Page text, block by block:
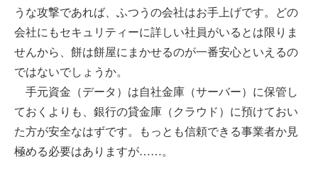
うな攻撃であれば、ふつうの会社はお手上げです。どの
会社にもセキュリティーに詳しい社員がいるとは限りま
せんから、餅は餅屋にまかせるのが一番安心といえるの
ではないでしょうか。
手元資金（データ）は自社金庫（サーバー）に保管し
ておくよりも、銀行の貸金庫（クラウド）に預けておい
た方が安全なはずです。もっとも信頼できる事業者か見
極める必要はありますが……。